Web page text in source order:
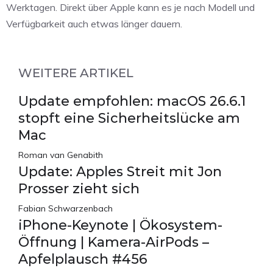
Werktagen. Direkt über Apple kann es je nach Modell und
Verfügbarkeit auch etwas länger dauern.
WEITERE ARTIKEL
Update empfohlen: macOS 26.6.1
stopft eine Sicherheitslücke am
Mac
Roman van Genabith
Update: Apples Streit mit Jon
Prosser zieht sich
Fabian Schwarzenbach
iPhone-Keynote | Ökosystem-
Öffnung | Kamera-AirPods –
Apfelplausch #456